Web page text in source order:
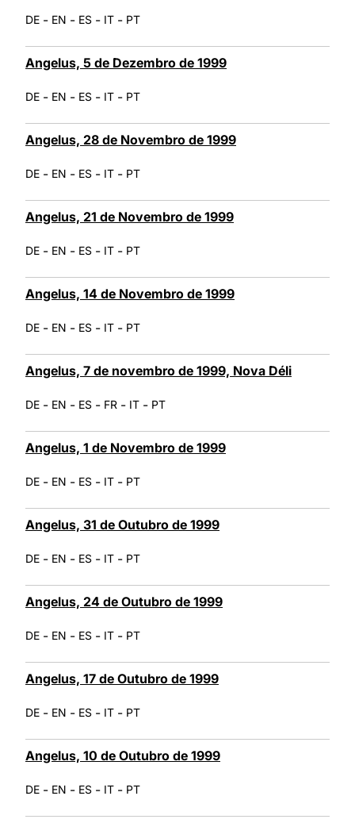
DE - EN - ES - IT - PT
Angelus, 5 de Dezembro de 1999
DE - EN - ES - IT - PT
Angelus, 28 de Novembro de 1999
DE - EN - ES - IT - PT
Angelus, 21 de Novembro de 1999
DE - EN - ES - IT - PT
Angelus, 14 de Novembro de 1999
DE - EN - ES - IT - PT
Angelus, 7 de novembro de 1999, Nova Déli
DE - EN - ES - FR - IT - PT
Angelus, 1 de Novembro de 1999
DE - EN - ES - IT - PT
Angelus, 31 de Outubro de 1999
DE - EN - ES - IT - PT
Angelus, 24 de Outubro de 1999
DE - EN - ES - IT - PT
Angelus, 17 de Outubro de 1999
DE - EN - ES - IT - PT
Angelus, 10 de Outubro de 1999
DE - EN - ES - IT - PT